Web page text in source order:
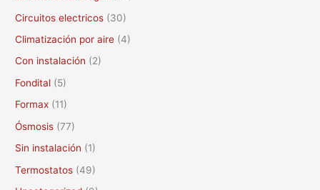
Circuitos electricos (30)
Climatización por aire (4)
Con instalación (2)
Fondital (5)
Formax (11)
Ósmosis (77)
Sin instalación (1)
Termostatos (49)